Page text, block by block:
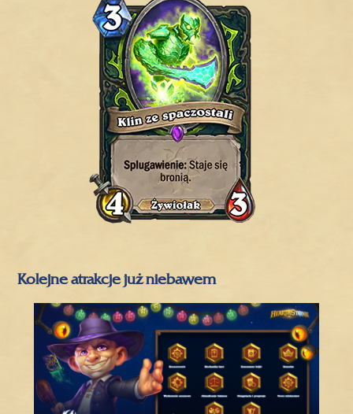
Kolejne atrakcje już niebawem